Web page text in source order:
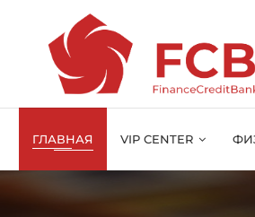
ГЛАВНАЯ VIP CENTER